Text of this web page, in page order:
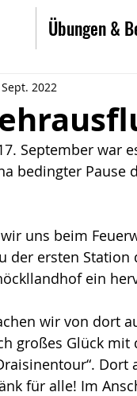
Übungen &
2022
September war
bedingter
uns beim
der ersten
ein
wir von dort
großes Glück
für alle! Im